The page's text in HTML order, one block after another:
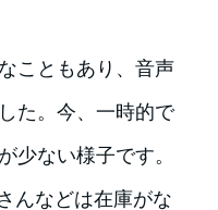
こともあり、音声
た。今、一時的で
少ない様子です。
んなどは在庫がな